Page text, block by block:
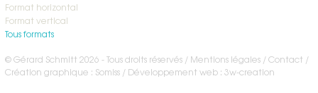
Format horizontal
Format vertical
Tous formats
© Gérard Schmitt 2026 - Tous droits réservés / Mentions légales Contact /
Création graphique : Somiss
Développement web : 3w-creation